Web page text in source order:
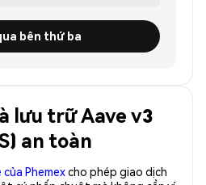
bên thứ ba
lưu trữ Aave v3
an toàn
Phemexcho phép giao dịch